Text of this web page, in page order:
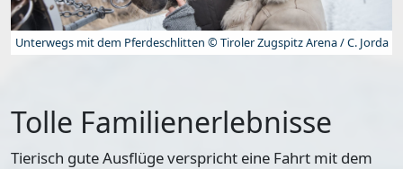
Unterwegs mit dem Pferdeschlitten © Tiroler Zugspitz Arena / C. Jorda
Tolle Familienerlebnisse
Tierisch gute Ausflüge verspricht eine Fahrt mit dem